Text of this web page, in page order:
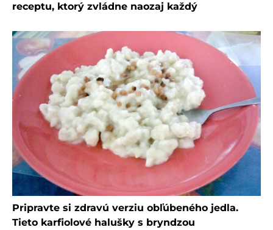
receptu, ktorý zvládne naozaj každý
Pripravte si zdravú verziu obľúbeného jedla.
Tieto karfiolové halušky s bryndzou